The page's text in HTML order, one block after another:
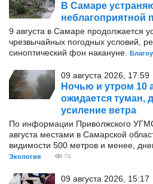
В Самаре
неблагоприятной
9 августа в Самаре продолжается
чрезвычайных погодных условий,
синоптический фон накануне.
09 августа 2026, 17:59
Ночью и утром 10
ожидается туман,
усиление ветра
По информации Приволжского
августа местами в Самарской
видимости 500 метров и менее,
Экология 76
09 августа 2026, 15:17